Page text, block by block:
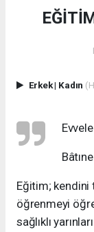
Erkek| Kadın
Eğitim; kendini
öğrenmeyi
sağlıklı